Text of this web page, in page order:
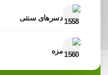
دسرهای سنتی
مزه